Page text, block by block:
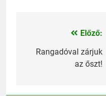
Bejegyzés
navigáció
Előző:
Rangadóval zárjuk
az őszt!